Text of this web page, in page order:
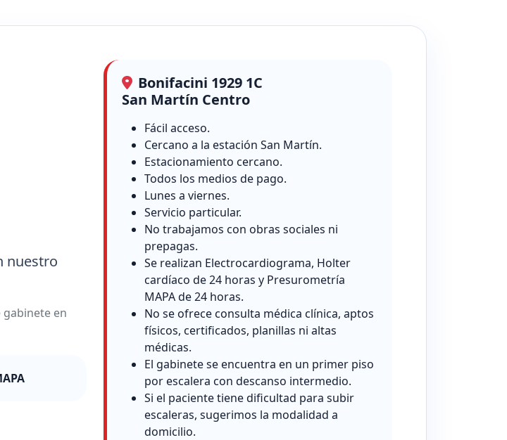
nuestro
en
Bonifacini 1929 1C
San Martín Centro
Fácil acceso.
Cercano a la estación San Martín.
Estacionamiento cercano.
Todos los medios de pago.
Lunes a viernes.
Servicio particular.
No trabajamos con obras sociales ni
prepagas.
Se realizan Electrocardiograma, Holter
cardíaco de 24 horas y Presurometría
MAPA de 24 horas.
No se ofrece consulta médica clínica, aptos
físicos, certificados, planillas ni altas
médicas.
El gabinete se encuentra en un primer piso
por escalera con descanso intermedio.
Si el paciente tiene dificultad para subir
escaleras, sugerimos la modalidad a
domicilio.